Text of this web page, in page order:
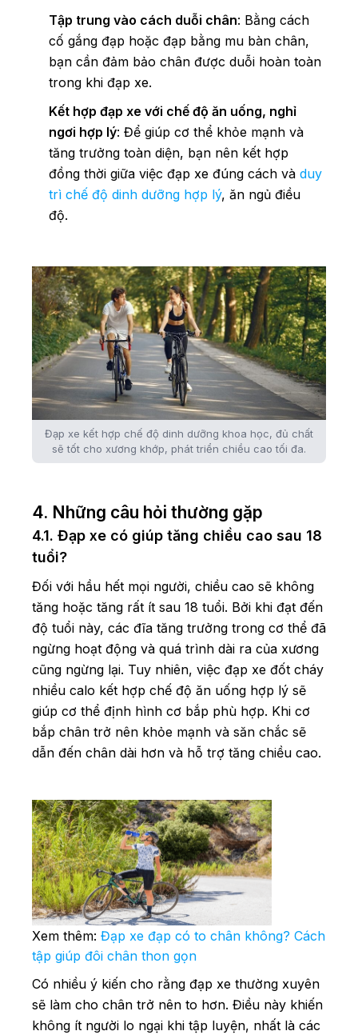
Tập trung vào cách duỗi chân: Bằng cách
cố gắng đạp hoặc đạp bằng mu bàn chân,
bạn cần đảm bảo chân được duỗi hoàn toàn
trong khi đạp xe.
Kết hợp đạp xe với chế độ ăn uống, nghỉ
ngơi hợp lý: Để giúp cơ thể khỏe mạnh và
tăng trưởng toàn diện, bạn nên kết hợp
đồng thời giữa việc đạp xe đúng cách và duy
trì chế độ dinh dưỡng hợp lý, ăn ngủ điều
độ.
Đạp xe kết hợp chế độ dinh dưỡng khoa học, đủ chất
sẽ tốt cho xương khớp, phát triển chiều cao tối đa.
4. Những câu hỏi thường gặp
4.1. Đạp xe có giúp tăng chiều cao sau 18
tuổi?
Đối với hầu hết mọi người, chiều cao sẽ không
tăng hoặc tăng rất ít sau 18 tuổi. Bởi khi đạt đến
độ tuổi này, các đĩa tăng trưởng trong cơ thể đã
ngừng hoạt động và quá trình dài ra của xương
cũng ngừng lại. Tuy nhiên, việc đạp xe đốt cháy
nhiều calo kết hợp chế độ ăn uống hợp lý sẽ
giúp cơ thể định hình cơ bắp phù hợp. Khi cơ
bắp chân trở nên khỏe mạnh và săn chắc sẽ
dẫn đến chân dài hơn và hỗ trợ tăng chiều cao.
Xem thêm: Đạp xe đạp có to chân không? Cách
tập giúp đôi chân thon gọn
Có nhiều ý kiến cho rằng đạp xe thường xuyên
sẽ làm cho chân trở nên to hơn. Điều này khiến
không ít người lo ngại khi tập luyện, nhất là các